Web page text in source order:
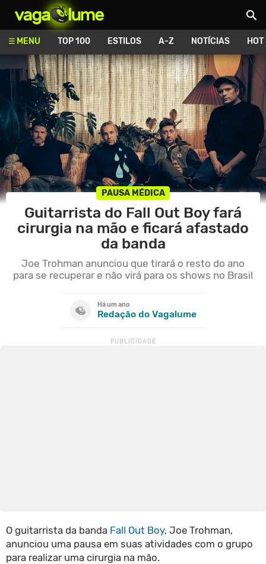
MENU TOP 100 ESTILOS A-Z NOTÍCIAS
PAUSA MÉDICA
Guitarrista do Fall Out Boy fará
cirurgia na mão e ficará afastado
da banda
Joe Trohman anunciou que tirará o resto do ano
para se recuperar e não virá para os shows no Brasil
Há um ano
Redação do Vagalume
O guitarrista da banda Fall Out Boy, Joe Trohman,
anunciou uma pausa em suas atividades com o grupo
para realizar uma cirurgia na mão.